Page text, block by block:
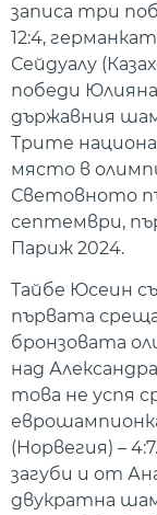
записа три
12:4,
Сейдуалу
победи
държавния
Трите
място в
Световното
септември,
Париж 2024.
Тайбе Юсеин
първата
бронзовата
над
това не успя
(Норвегия) –
загуби и от
двукратна